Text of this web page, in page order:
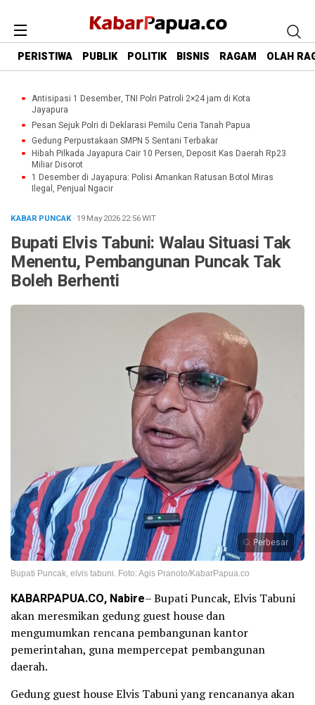
PERISTIWA PUBLIK POLITIK BISNIS RAGAM OLAH
Antisipasi 1 Desember, TNI Polri Patroli 2×24 jam di Kota
Jayapura
Pesan Sejuk Polri di Deklarasi Pemilu Ceria Tanah Papua
Gedung Perpustakaan SMPN 5 Sentani Terbakar
Hibah Pilkada Jayapura Cair 10 Persen, Deposit Kas Daerah Rp23
Miliar Disorot
1 Desember di Jayapura: Polisi Amankan Ratusan Botol Miras
Ilegal, Penjual Ngacir
KABAR PUNCAK· 19 May 202622:56WIT
Bupati Elvis Tabuni: Walau Situasi Tak
Menentu, Pembangunan Puncak Tak
Boleh Berhenti
Perbesar
Bupati Puncak, elvis tabuni. Foto: Agis Pranoto/KabarPapua.co
KABARPAPUA.CO, Nabire– Bupati Puncak, Elvis Tabuni
akan meresmikan gedung guest house dan
mengumumkan rencana pembangunan kantor
pemerintahan, guna mempercepat pembangunan
daerah.
Gedung guest house Elvis Tabuni yang rencananya akan